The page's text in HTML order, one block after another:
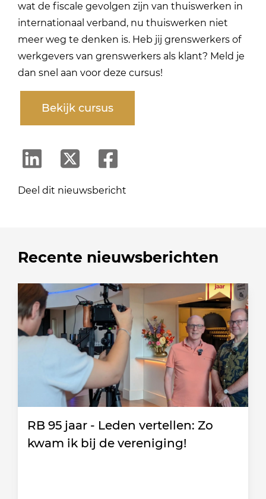
wat de fiscale gevolgen zijn van thuiswerken in
internationaal verband, nu thuiswerken niet
meer weg te denken is. Heb jij grenswerkers of
werkgevers van grenswerkers als klant? Meld je
dan snel aan voor deze cursus!
Bekijk cursus
Deel dit nieuwsbericht
Recente nieuwsberichten
RB 95 jaar - Leden vertellen: Zo
kwam ik bij de vereniging!